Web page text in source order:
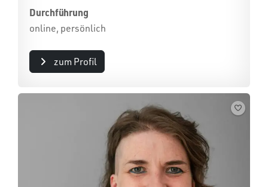
Durchführung
online, persönlich
zum Profil